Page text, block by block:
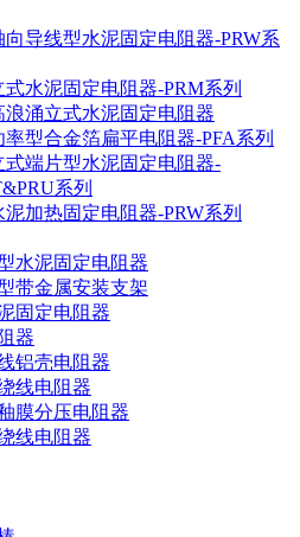
导线型水泥固定电阻器-PRW系
水泥固定电阻器-PRM系列
涌立式水泥固定电阻器
型合金箔扁平电阻器-PFA系列
端片型水泥固定电阻器-
系列
加热固定电阻器-PRW系列
水泥固定电阻器
带金属安装支架
固定电阻器
器
铝壳电阻器
线电阻器
膜分压电阻器
线电阻器